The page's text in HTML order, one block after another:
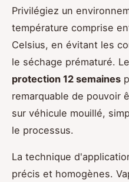
Privilégiez un
température comprise
Celsius, en évitant les
le séchage prématuré. Le
protection 12 semaines
remarquable de pouvoir
sur véhicule mouillé,
le processus.
La technique
précis et homogènes.